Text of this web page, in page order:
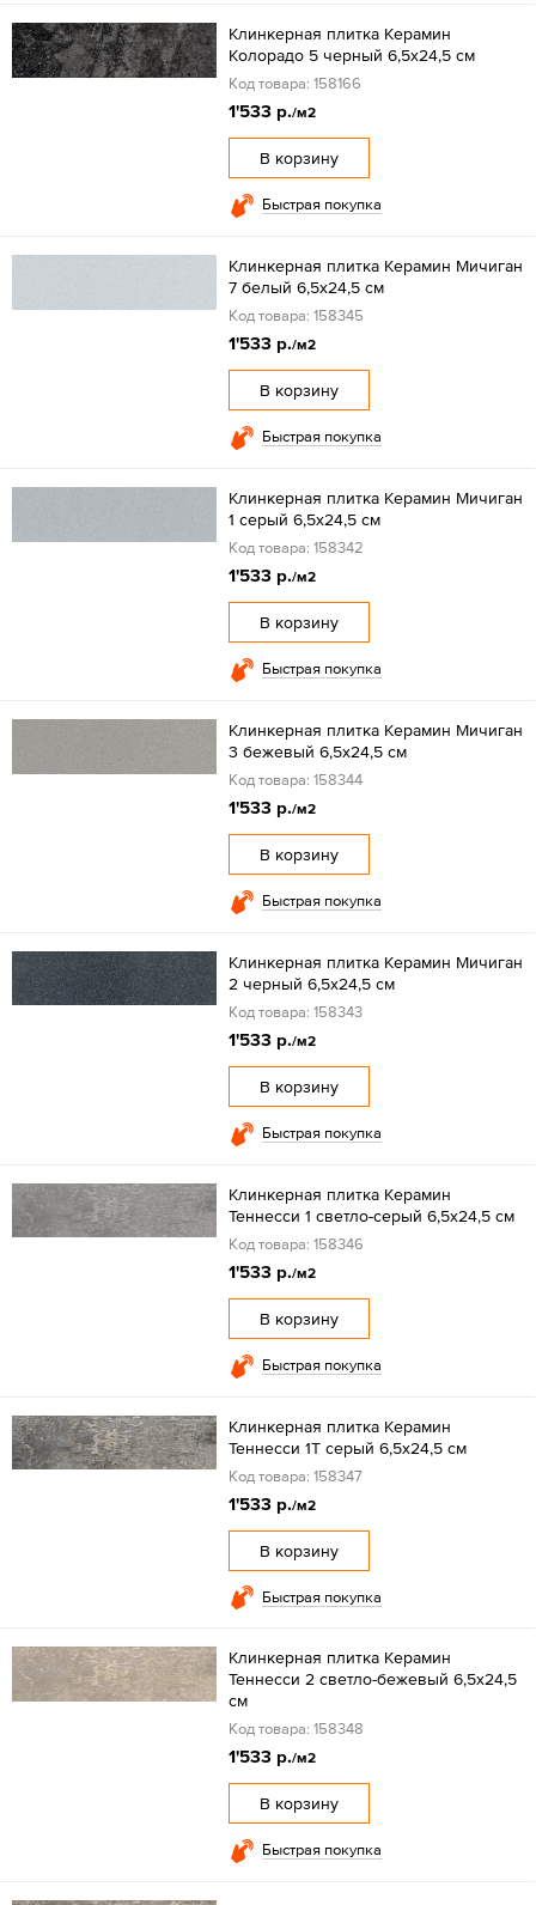
Клинкерная плитка Керамин
Колорадо 5 черный 6,5x24,5 см
Код товара: 158166
1'533 р./м2
В корзину
Быстрая покупка
Клинкерная плитка Керамин Мичиган
7 белый 6,5x24,5 см
Код товара: 158345
1'533 р./м2
В корзину
Быстрая покупка
Клинкерная плитка Керамин Мичиган
1 серый 6,5x24,5 см
Код товара: 158342
1'533 р./м2
В корзину
Быстрая покупка
Клинкерная плитка Керамин Мичиган
3 бежевый 6,5x24,5 см
Код товара: 158344
1'533 р./м2
В корзину
Быстрая покупка
Клинкерная плитка Керамин Мичиган
2 черный 6,5x24,5 см
Код товара: 158343
1'533 р./м2
В корзину
Быстрая покупка
Клинкерная плитка Керамин
Теннесси 1 светло-серый 6,5x24,5 см
Код товара: 158346
1'533 р./м2
В корзину
Быстрая покупка
Клинкерная плитка Керамин
Теннесси 1Т серый 6,5x24,5 см
Код товара: 158347
1'533 р./м2
В корзину
Быстрая покупка
Клинкерная плитка Керамин
Теннесси 2 светло-бежевый 6,5x24,5
см
Код товара: 158348
1'533 р./м2
В корзину
Быстрая покупка